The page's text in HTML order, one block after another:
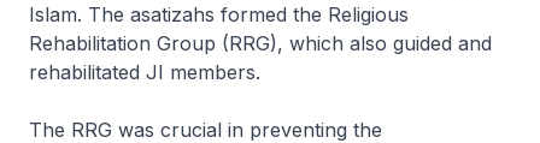
Islam. The asatizahs formed the Religious
Rehabilitation Group (RRG), which also guided and
rehabilitated JI members.
The RRG was crucial in preventing the